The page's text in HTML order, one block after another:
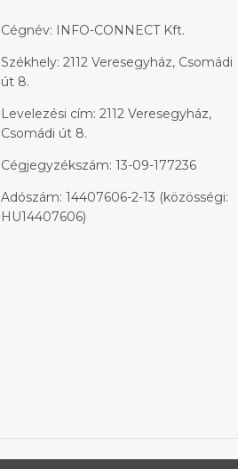
Cégnév: INFO-CONNECT Kft.
Székhely: 2112 Veresegyház, Csomádi
út 8.
Levelezési cím: 2112 Veresegyház,
Csomádi út 8.
Cégjegyzékszám: 13-09-177236
Adószám: 14407606-2-13 (közösségi:
HU14407606)